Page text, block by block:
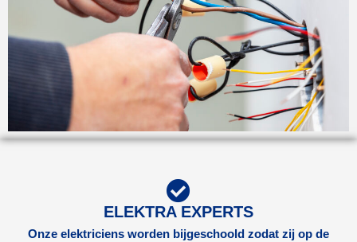
ELEKTRA EXPERTS
Onze elektriciens worden bijgeschoold zodat zij op de